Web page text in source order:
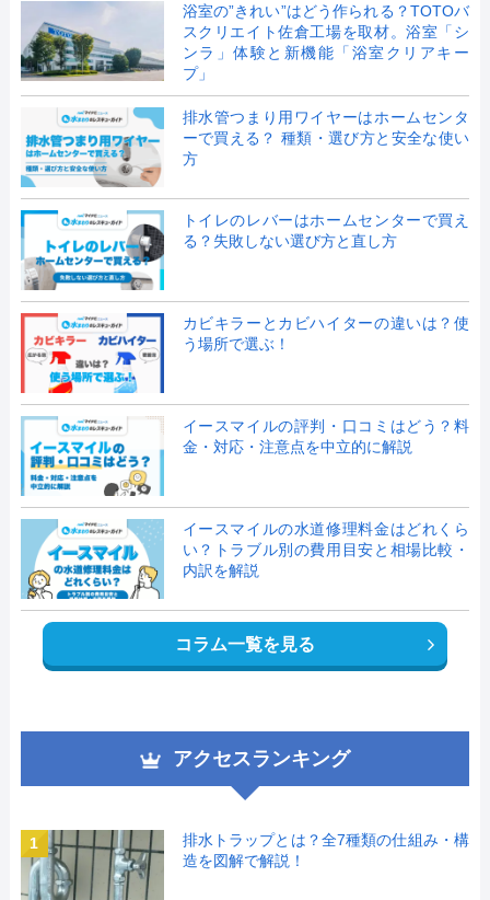
浴室の”きれい”はどう作られる？TOTOバ
スクリエイト佐倉工場を取材。浴室「シ
ンラ」体験と新機能「浴室クリアキー
プ」
排水管つまり用ワイヤーはホームセンタ
ーで買える？ 種類・選び方と安全な使い
方
トイレのレバーはホームセンターで買え
る？失敗しない選び方と直し方
カビキラーとカビハイターの違いは？使
う場所で選ぶ！
イースマイルの評判・口コミはどう？料
金・対応・注意点を中立的に解説
イースマイルの水道修理料金はどれくら
い？トラブル別の費用目安と相場比較・
内訳を解説
コラム一覧を見る
アクセスランキング
1
排水トラップとは？全7種類の仕組み・構
造を図解で解説！